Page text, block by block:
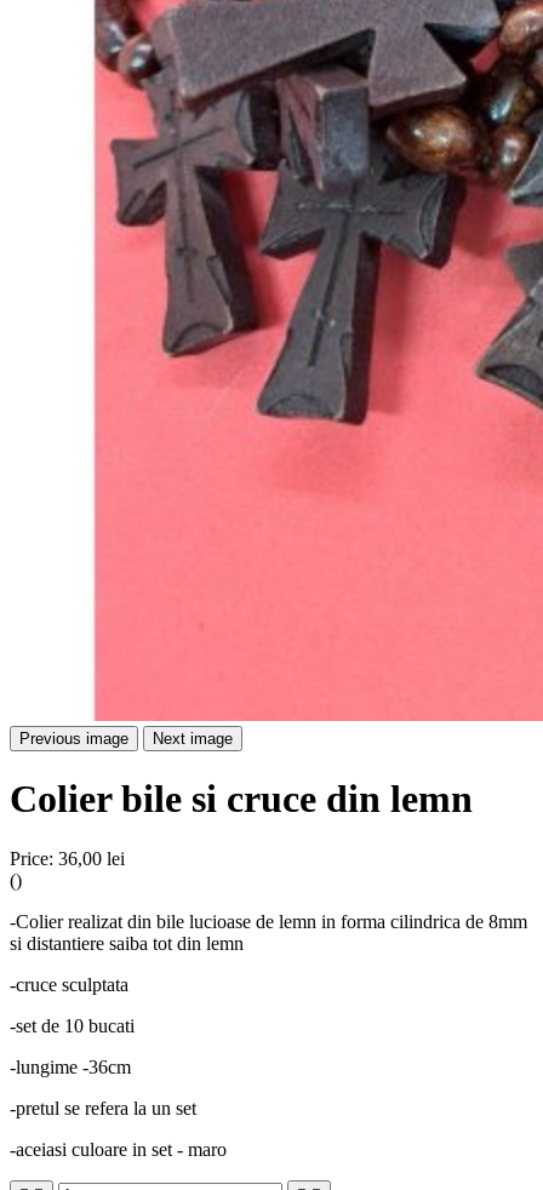
Previous image Next image
Colier bile si cruce din lemn
Price: 36,00 lei
()
-Colier realizat din bile lucioase de lemn in forma cilindrica de 8mm
si distantiere saiba tot din lemn
-cruce sculptata
-set de 10 bucati
-lungime -36cm
-pretul se refera la un set
-aceiasi culoare in set - maro